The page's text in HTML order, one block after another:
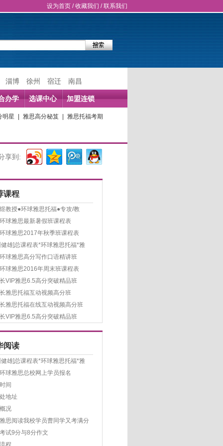
设为首页 /收藏我们 /联系我们
淄博 徐州 宿迁 南昌
明星 雅思高分秘笈 雅思托福考期
办学 选课中心 加盟连锁
享到:
课程
教授●环球雅思托福●专攻/教
球雅思最新暑假班课程表
球雅思2017年秋季班课程表
健雄]总课程表*环球雅思托福*雅
球雅思高分写作口语精讲班
球雅思2016年周末班课程表
VIP雅思6.5高分突破精品班
雅思托福互动视频高分班
雅思托福在线互动视频高分班
VIP雅思6.5高分突破精品班
阅读
健雄]总课程表*环球雅思托福*雅
球雅思总校网上学员报名
间
地址
况
思阅读我校学员曹同学又考满分
试9分与8分作文
程